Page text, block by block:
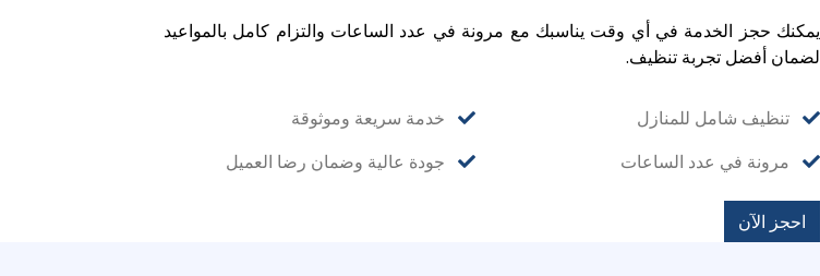
يمكنك حجز الخدمة في أي وقت يناسبك مع مرونة في عدد الساعات والتزام كامل بالمواعيد
لضمان أفضل تجربة تنظيف.
تنظيف شامل للمنازل
خدمة سريعة وموثوقة
مرونة في عدد الساعات
جودة عالية وضمان رضا العميل
احجز الآن